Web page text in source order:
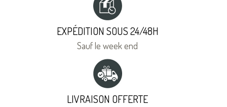
EXPÉDITION SOUS 24/48H
Sauf le week end
LIVRAISON OFFERTE